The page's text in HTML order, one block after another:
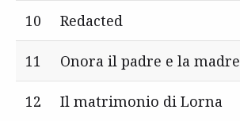
10 Redacted
11 Onora il padre e la madre
12 Il matrimonio di Lorna